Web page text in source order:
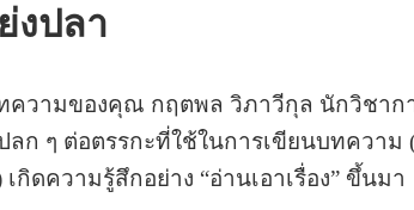
งปลา
ความของคุณ กฤตพล วิภาวีกุล นักวิชาก
ลก ๆ ต่อตรรกะที่ใช้ในการเขียนบทความ
เกิดความรู้สึกอย่าง “อ่านเอาเรื่อง” ขึ้นมา